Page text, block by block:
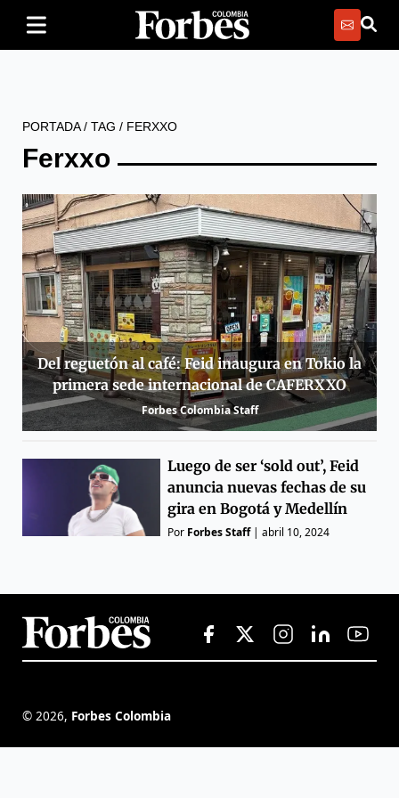
PORTADA/ TAG / FERXXO
Ferxxo
Del reguetón al café: Feid inaugura en Tokio la
primera sede internacional de CAFERXXO
Forbes Colombia Staff
Luego de ser ‘sold out’, Feid
anuncia nuevas fechas de su
gira en Bogotá y Medellín
Por Forbes Staff|abril 10, 2024
© 2026, Forbes Colombia